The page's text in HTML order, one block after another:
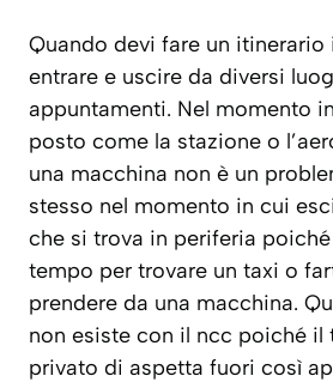
Quando devi fare un
entrare e uscire da diversi
appuntamenti. Nel momento
posto come la stazione o
una macchina non è un
stesso nel momento in cui
che si trova in periferia
tempo per trovare un taxi o
prendere da una macchina.
non esiste con il ncc poiché il
privato di aspetta fuori così